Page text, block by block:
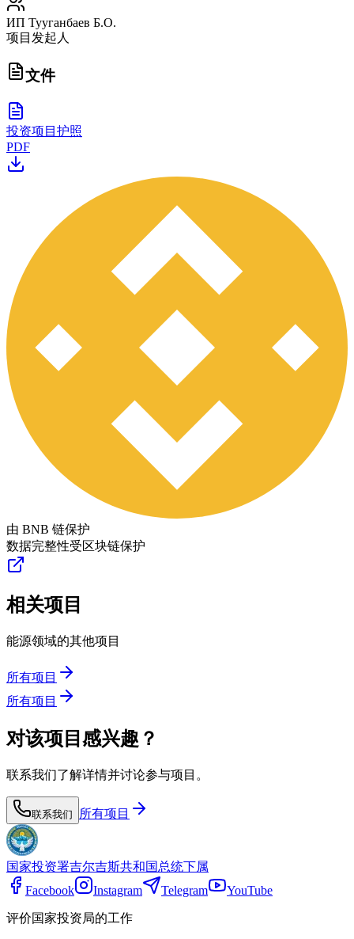
ИП Тууганбаев Б.О.
项目发起人
文件
投资项目护照
PDF
由 BNB 链保护
数据完整性受区块链保护
相关项目
能源领域的其他项目
所有项目
所有项目
对该项目感兴趣？
联系我们了解详情并讨论参与项目。
联系我们 所有项目
国家投资署吉尔吉斯共和国总统下属
Facebook
Instagram Telegram YouTube
评价国家投资局的工作